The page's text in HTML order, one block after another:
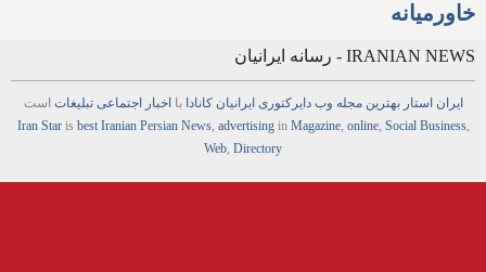
خاورمیانه
IRANIAN NEWS - رسانه ایرانیان
ایران استار بهترین مجله وب دایرکتوری ایرانیان کانادا با اخبار اجتماعی تبلیغات است
Iran Staris best Iranian Persian News, advertisingin Magazine, online, Social Business,
Web, Directory